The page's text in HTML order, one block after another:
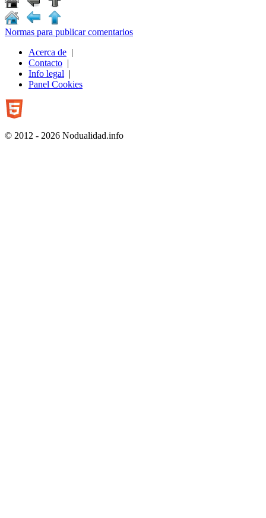
Normas para publicar comentarios
Acerca de |
Contacto |
Info legal |
Panel Cookies
© 2012 - 2026 Nodualidad.info